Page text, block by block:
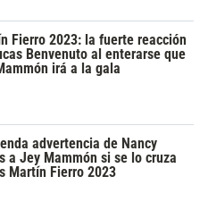
Fierro 2023: la fuerte reacción
Benvenuto al enterarse que
irá a la gala
advertencia de Nancy
a Jey Mammón si se lo cruza
Martín Fierro 2023